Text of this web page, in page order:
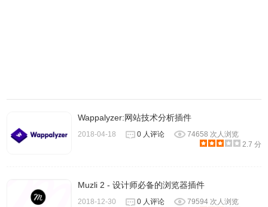
5.点击Detailed(详细的）可以看到更详细的内容。
Wappalyzer:网站技术分析插件
2018-04-18 0 人评论
74658 次人浏览
2.7 分
Muzli 2 - 设计师必备的浏览器插件
2018-12-30 0 人评论
79594 次人浏览